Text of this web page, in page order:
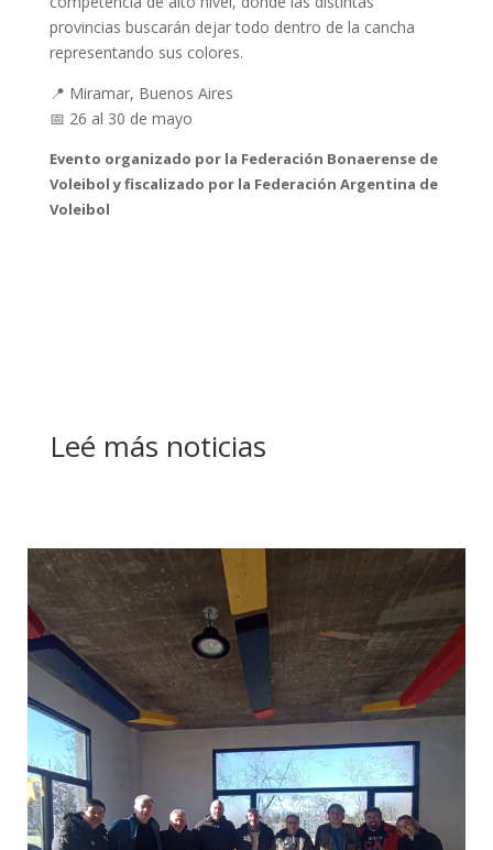
provincias buscarán dejar todo dentro de la cancha
representando sus colores.
📍 Miramar, Buenos Aires
📅 26 al 30 de mayo
Evento organizado por la Federación Bonaerense de
Voleibol y fiscalizado por la Federación Argentina de
Voleibol
Leé más noticias